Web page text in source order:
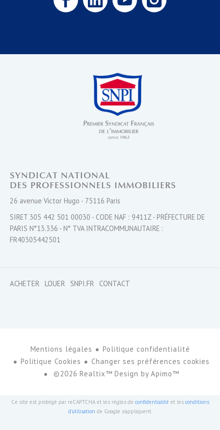
SYNDICAT NATIONAL
DES PROFESSIONNELS IMMOBILIERS
26 avenue Victor Hugo - 75116 Paris
SIRET 305 442 501 00030 - CODE NAF : 9411Z - PRÉFECTURE DE
PARIS N°13.336 - N° TVA INTRACOMMUNAUTAIRE :
FR40305442501
ACHETER LOUER SNPI.FR CONTACT
Mentions légales
Politique confidentialité
Politique Cookies
Changer ses préférences cookies
©2026 Realtix™ Design byApimo™
Ce site est protégé par reCAPTCHA et les règles de confidentialité et les conditions
d'utilisation de Google s'appliquent.